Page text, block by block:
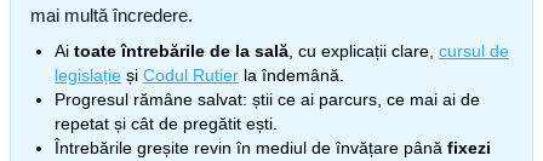
mai multă încredere.
Ai toate întrebările de la sală , cu explicații clare, cursul de
legislație și Codul Rutier la îndemână.
Progresul rămâne salvat: știi ce ai parcurs, ce mai ai de
repetat și cât de pregătit ești.
Întrebările greșite revin în mediul de învățare până fixezi